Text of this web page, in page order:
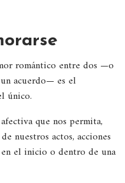
romántico entre dos —o
acuerdo— es el
único.
que nos permita,
nuestros actos, acciones
en el inicio o dentro de una